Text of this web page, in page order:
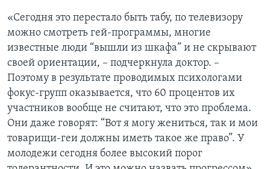
«Сегодня это перестало быть табу, по телевизору
можно смотреть гей-программы, многие
известные люди “вышли из шкафа” и не скрывают
своей ориентации, – подчеркнула доктор. –
Поэтому в результате проводимых психологами
фокус-групп оказывается, что 60 процентов их
участников вообще не считают, что это проблема.
Они даже говорят: “Вот я могу жениться, так и мои
товарищи-геи должны иметь такое же право”. У
молодежи сегодня более высокий порог